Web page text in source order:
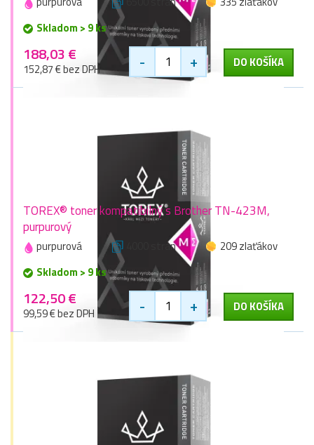
Skladom > 9 ks
188,03 €
152,87 € bez DPH - + DO KOŠÍKA
TOREX® toner kompatibilný s Brother TN-423M,
purpurový
purpurová 4000 stran
209 zlaťákov
Skladom > 9 ks
122,50 €
99,59 € bez DPH - + DO KOŠÍKA